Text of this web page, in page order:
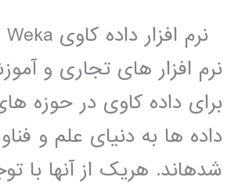
نرم افزار های تجاری و
برای داده کاوی در حوزه
داده ها به دنيای علم و
شده­اند. هريک از آنها با